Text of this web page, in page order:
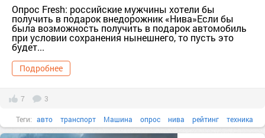
Опрос Fresh: российские мужчины хотели бы
получить в подарок внедорожник «Нива»Если бы
была возможность получить в подарок автомобиль
при условии сохранения нынешнего, то пусть это
будет...
Подробнее
7 3
Теги: авто транспорт Машина опрос нива рейтинг техника